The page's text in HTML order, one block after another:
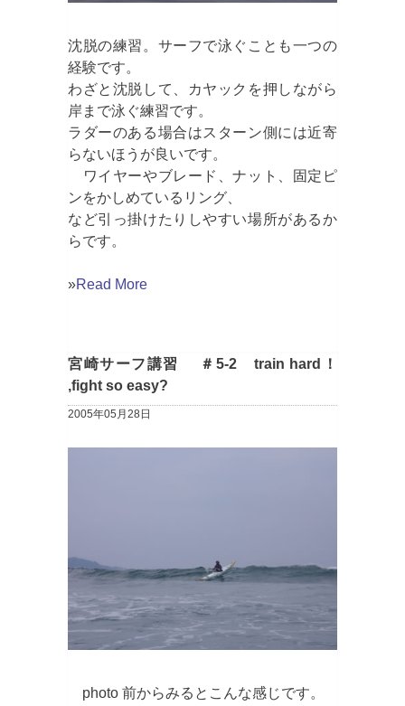
沈脱の練習。サーフで泳ぐことも一つの
経験です。
わざと沈脱して、カヤックを押しながら
岸まで泳ぐ練習です。
ラダーのある場合はスターン側には近寄
らないほうが良いです。
ワイヤーやブレード、ナット、固定ピ
ンをかしめているリング、
など引っ掛けたりしやすい場所があるか
らです。
»Read More
宮崎サーフ講習 ＃5-2 train hard！
,fight so easy?
2005年05月28日
photo 前からみるとこんな感じです。